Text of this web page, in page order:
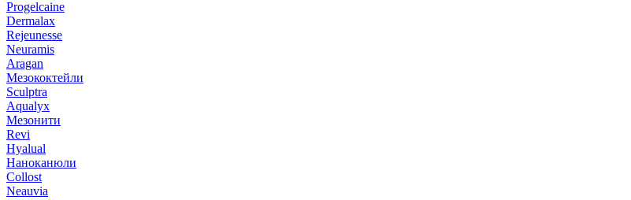
Progelcaine
Dermalax
Rejeunesse
Neuramis
Aragan
Мезококтейли
Sculptra
Aqualyx
Мезонити
Revi
Hyalual
Наноканюли
Collost
Neauvia